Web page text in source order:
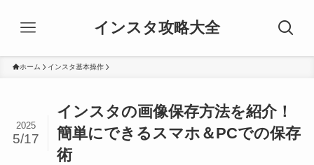
インスタ攻略大全
ホーム インスタ基本操作
インスタの画像保存方法を紹介！
簡単にできるスマホ＆PCでの保存
術
2025
5/17